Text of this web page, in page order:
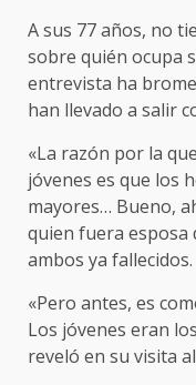
A sus 77 años, no
sobre quién ocupa
entrevista ha
han llevado a salir
«La razón por la
jóvenes es que los
mayores… Bueno,
quien fuera esposa
ambos ya fallecidos.
«Pero antes, es
Los jóvenes eran
reveló en su visita